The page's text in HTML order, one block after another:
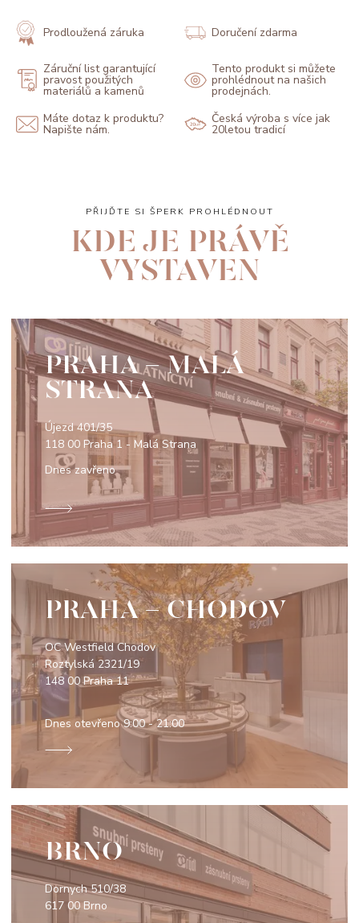
Prodloužená záruka Doručení zdarma
Záruční list garantující
pravost použitých
materiálů a kamenů
Tento produkt si můžete
prohlédnout na našich
prodejnách.
Máte dotaz k produktu?
Napište nám.
Česká výroba s více jak
20letou tradicí
PŘIJĎTE SI ŠPERK PROHLÉDNOUT
KDE JE PRÁVĚ
VYSTAVEN
PRAHA - MALÁ
STRANA
Újezd 401/35
118 00 Praha 1 - Malá Strana
Dnes zavřeno
PRAHA - CHODOV
OC Westfield Chodov
Roztylská 2321/19
148 00 Praha 11
Dnes otevřeno9:00 - 21:00
BRNO
Dornych 510/38
617 00 Brno